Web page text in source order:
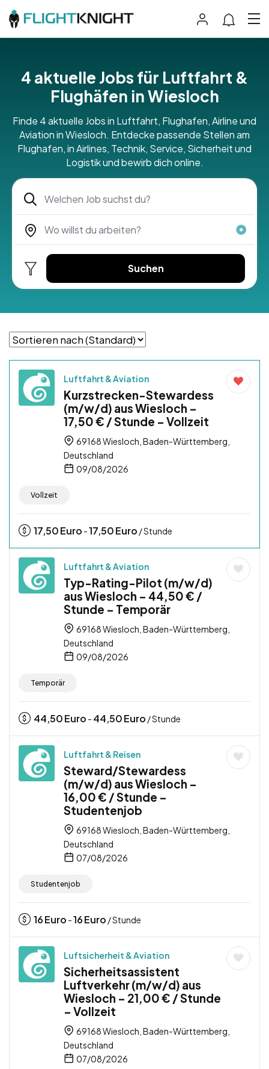
4 aktuelle Jobs für Luftfahrt &
Flughäfen in Wiesloch
Finde 4 aktuelle Jobs in Luftfahrt, Flughafen, Airline und
Aviation in Wiesloch. Entdecke passende Stellen am
Flughafen, in Airlines, Technik, Service, Sicherheit und
Logistik und bewirb dich online.
Suchen
Luftfahrt & Aviation
Kurzstrecken-Stewardess
(m/w/d) aus Wiesloch –
17,50 € / Stunde – Vollzeit
69168 Wiesloch, Baden-Württemberg,
Deutschland
09/08/2026
Vollzeit
17,50Euro -17,50Euro / Stunde
Luftfahrt & Aviation
Typ-Rating-Pilot (m/w/d)
aus Wiesloch – 44,50 € /
Stunde – Temporär
69168 Wiesloch, Baden-Württemberg,
Deutschland
09/08/2026
Temporär
44,50Euro - 44,50Euro / Stunde
Luftfahrt & Reisen
Steward/Stewardess
(m/w/d) aus Wiesloch –
16,00 € / Stunde –
Studentenjob
69168 Wiesloch, Baden-Württemberg,
Deutschland
07/08/2026
Studentenjob
16Euro -16Euro / Stunde
Luftsicherheit & Aviation
Sicherheitsassistent
Luftverkehr (m/w/d) aus
Wiesloch – 21,00 € / Stunde
– Vollzeit
69168 Wiesloch, Baden-Württemberg,
Deutschland
07/08/2026